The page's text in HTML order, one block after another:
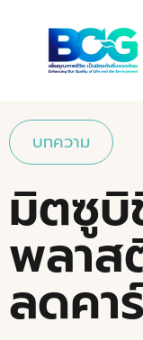
บทความ
มิตซูบิ
พลาส
ลดคา